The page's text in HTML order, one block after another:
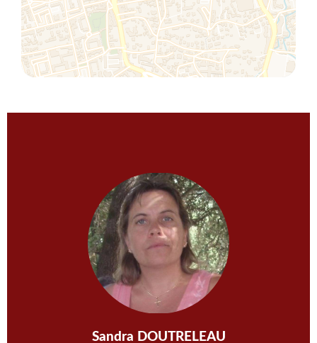
Sandra DOUTRELEAU